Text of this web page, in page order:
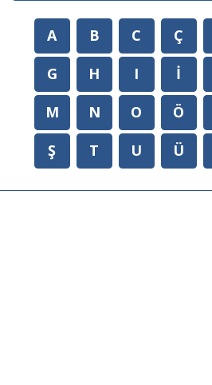
A B C Ç
G
H I İ
M
N O Ö
Ş
T U Ü